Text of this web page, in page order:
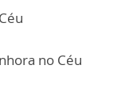
no Céu